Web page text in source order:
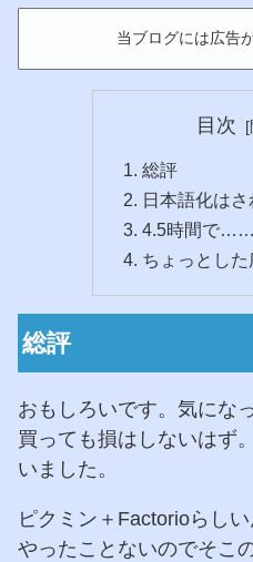
当ブログには広告
目次
総評
日本語化は
4.5時間で……
ちょっとした
総評
おもしろいです。気にな
買っても損はしないはず
いました。
ピクミン＋Factorioらし
やったことないのでそこ